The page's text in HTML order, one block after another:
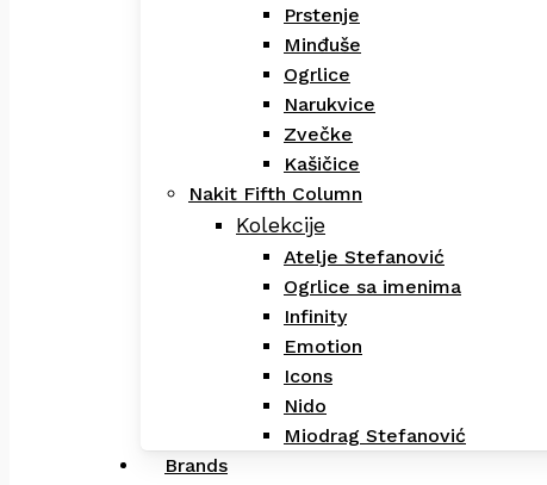
Prstenje
Minđuše
Ogrlice
Narukvice
Zvečke
Kašičice
Nakit Fifth Column
Kolekcije
Atelje Stefanović
Ogrlice sa imenima
Infinity
Emotion
Icons
Nido
Miodrag Stefanović
Brands